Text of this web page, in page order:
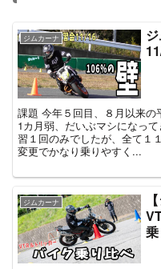
ジムカーナ
課題 今年５回目、８月以来
1カ月弱、だいぶマシになっ
習１回のみでしたが、全て１
変更でかなり乗りやすく...
ジムカーナ